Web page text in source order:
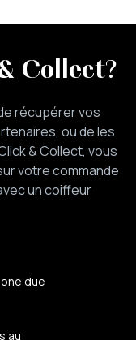
Collect?
récupérer vos
ou de les
& Collect, vous
votre commande
un coiffeur
due
au